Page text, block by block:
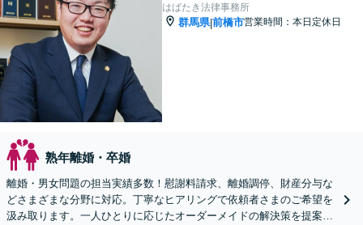
はばたき法律事務所
群馬県|前橋市営業時間：本日定休日
熟年離婚・卒婚
離婚・男女問題の担当実績多数！慰謝料請求、離婚調停、財産分与な
どさまざまな分野に対応。丁寧なヒアリングで依頼者さまのご希望を
汲み取ります。一人ひとりに応じたオーダーメイドの解決策を提案。